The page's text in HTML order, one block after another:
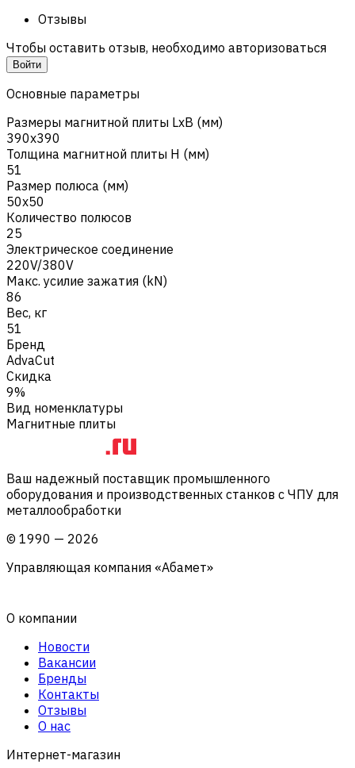
Отзывы
Чтобы оставить отзыв, необходимо авторизоваться
Войти
Основные параметры
Размеры магнитной плиты LxB (мм)
390x390
Толщина магнитной плиты H (мм)
51
Размер полюса (мм)
50x50
Количество полюсов
25
Электрическое соединение
220V/380V
Макс. усилие зажатия (kN)
86
Вес, кг
51
Бренд
AdvaCut
Скидка
9%
Вид номенклатуры
Магнитные плиты
Ваш надежный поставщик промышленного
оборудования и производственных станков с ЧПУ для
металлообработки
© 1990 — 2026
Управляющая компания «Абамет»
О компании
Новости
Вакансии
Бренды
Контакты
Отзывы
О нас
Интернет-магазин